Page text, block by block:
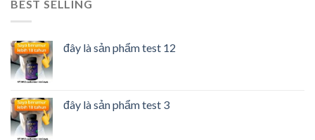
BEST SELLING
đây là sản phẩm test 12
đây là sản phẩm test 3